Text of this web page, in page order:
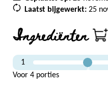
Laatst bijgewerkt: 25
Ingrediënten
1
4
Voor 4 porties